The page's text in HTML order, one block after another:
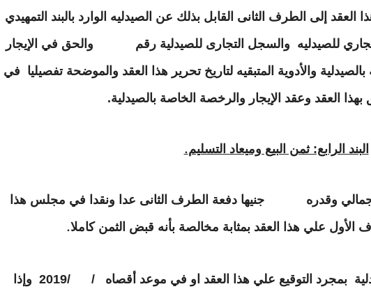
إلى الطرف الثانى القابل بذلك عن الصيدليه الوارد بالبند التمهيدي
للصيدليه والسجل التجارى للصيدلية رقم والحق في الإيجار
والأدوية المتبقيه لتاريخ تحرير هذا العقد والموضحة تفصيليا في
العقد وعقد الإيجار والرخصة الخاصة بالصيدلية.
البند الرابع: ثمن البيع وميعاد التسليم.
إجمالي وقدره جنيها دفعة الطرف الثانى عدا ونقدا في مجلس هذا
الأول علي هذا العقد بمثابة مخالصة بأنه قبض الثمن كاملا.
يلتزم الطرف الأول بتسليم الصيدلية بمجرد التوقيع علي هذا العقد او في موعد أقصاه / /2019 وإذا